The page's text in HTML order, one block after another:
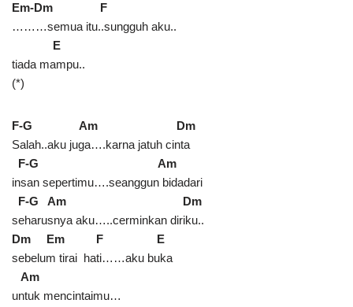
Em-Dm
F
………semua itu..sungguh aku..
E
tiada mampu..
(*)
F-G Am Dm
Salah..aku juga….karna jatuh cinta
F-G Am
insan sepertimu….seanggun bidadari
F-G Am Dm
seharusnya aku…..cerminkan diriku..
Dm Em F E
sebelum tirai hati……aku buka
Am
untuk mencintaimu…